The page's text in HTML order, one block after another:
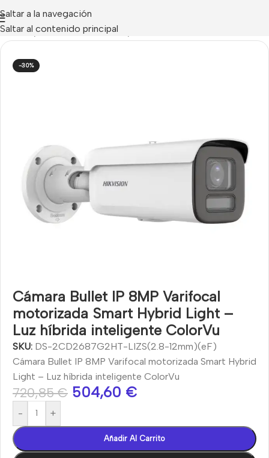
Saltar a la navegación
Saltar al contenido principal
IP /Cámaras IP Tubulares
-30%
Cámara Bullet IP 8MP Varifocal
motorizada Smart Hybrid Light –
Luz híbrida inteligente ColorVu
SKU: DS-2CD2687G2HT-LIZS(2.8-12mm)(eF)
Cámara Bullet IP 8MP Varifocal motorizada Smart Hybrid
Light – Luz híbrida inteligente ColorVu
720,85€ 504,60 €
- +
Añadir Al Carrito